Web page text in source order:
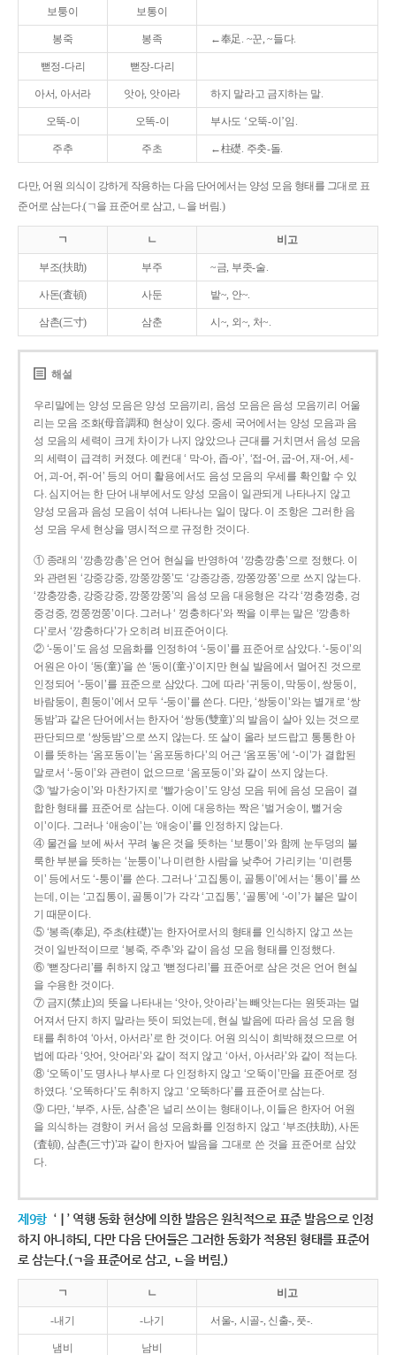
보퉁이 보통이
봉죽 봉족 ←奉足. ~꾼, ~들다.
뻗정-다리 뻗장-다리
아서, 아서라 앗아, 앗아라 하지 말라고 금지하는 말.
오뚝-이 오똑-이 부사도 ‘오뚝-이’임.
주추 주초 ←柱礎. 주춧-돌.
다만, 어원 의식이 강하게 작용하는 다음 단어에서는 양성 모음 형태를 그대로 표
준어로 삼는다.(ㄱ을 표준어로 삼고, ㄴ을 버림.)
ㄱ ㄴ 비고
부조(扶助) 부주 ~금, 부좃-술.
사돈(査頓) 사둔 밭~, 안~.
삼촌(三寸) 삼춘 시~, 외~, 처~.
해설
우리말에는 양성 모음은 양성 모음끼리, 음성 모음은 음성 모음끼리 어울
리는 모음 조화(母音調和) 현상이 있다. 중세 국어에서는 양성 모음과 음
성 모음의 세력이 크게 차이가 나지 않았으나 근대를 거치면서 음성 모음
의 세력이 급격히 커졌다. 예컨대 ‘ 막-아, 좁-아’, ‘접-어, 굽-어, 재-어, 세-
어, 괴-어, 쥐-어’ 등의 어미 활용에서도 음성 모음의 우세를 확인할 수 있
다. 심지어는 한 단어 내부에서도 양성 모음이 일관되게 나타나지 않고
양성 모음과 음성 모음이 섞여 나타나는 일이 많다. 이 조항은 그러한 음
성 모음 우세 현상을 명시적으로 규정한 것이다.
① 종래의 ‘깡총깡총’은 언어 현실을 반영하여 ‘깡충깡충’으로 정했다. 이
와 관련된 ‘강중강중, 깡쭝깡쭝’도 ‘강종강종, 깡쫑깡쫑’으로 쓰지 않는다.
‘깡충깡충, 강중강중, 깡쭝깡쭝’의 음성 모음 대응형은 각각 ‘껑충껑충, 겅
중겅중, 껑쭝껑쭝’이다. 그러나 ‘ 껑충하다’와 짝을 이루는 말은 ‘깡총하
다’로서 ‘깡충하다’가 오히려 비표준어이다.
② ‘-동이’도 음성 모음화를 인정하여 ‘-둥이’를 표준어로 삼았다. ‘-둥이’의
어원은 아이 ‘동(童)’을 쓴 ‘동이(童-)’이지만 현실 발음에서 멀어진 것으로
인정되어 ‘-둥이’를 표준으로 삼았다. 그에 따라 ‘귀둥이, 막둥이, 쌍둥이,
바람둥이, 흰둥이’에서 모두 ‘-둥이’를 쓴다. 다만, ‘쌍둥이’와는 별개로 ‘쌍
동밤’과 같은 단어에서는 한자어 ‘쌍동(雙童)’의 발음이 살아 있는 것으로
판단되므로 ‘쌍둥밤’으로 쓰지 않는다. 또 살이 올라 보드랍고 통통한 아
이를 뜻하는 ‘옴포동이’는 ‘옴포동하다’의 어근 ‘옴포동’에 ‘-이’가 결합된
말로서 ‘-둥이’와 관련이 없으므로 ‘옴포둥이’와 같이 쓰지 않는다.
③ ‘발가숭이’와 마찬가지로 ‘빨가숭이’도 양성 모음 뒤에 음성 모음이 결
합한 형태를 표준어로 삼는다. 이에 대응하는 짝은 ‘벌거숭이, 뻘거숭
이’이다. 그러나 ‘애송이’는 ‘애숭이’를 인정하지 않는다.
④ 물건을 보에 싸서 꾸려 놓은 것을 뜻하는 ‘보퉁이’와 함께 눈두덩의 불
룩한 부분을 뜻하는 ‘눈퉁이’나 미련한 사람을 낮추어 가리키는 ‘미련퉁
이’ 등에서도 ‘-퉁이’를 쓴다. 그러나 ‘고집통이, 골통이’에서는 ‘통이’를 쓰
는데, 이는 ‘고집통이, 골통이’가 각각 ‘고집통’, ‘골통’에 ‘-이’가 붙은 말이
기 때문이다.
⑤ ‘봉족(奉足), 주초(柱礎)’는 한자어로서의 형태를 인식하지 않고 쓰는
것이 일반적이므로 ‘봉죽, 주추’와 같이 음성 모음 형태를 인정했다.
⑥ ‘뻗장다리’를 취하지 않고 ‘뻗정다리’를 표준어로 삼은 것은 언어 현실
을 수용한 것이다.
⑦ 금지(禁止)의 뜻을 나타내는 ‘앗아, 앗아라’는 빼앗는다는 원뜻과는 멀
어져서 단지 하지 말라는 뜻이 되었는데, 현실 발음에 따라 음성 모음 형
태를 취하여 ‘아서, 아서라’로 한 것이다. 어원 의식이 희박해졌으므로 어
법에 따라 ‘앗어, 앗어라’와 같이 적지 않고 ‘아서, 아서라’와 같이 적는다.
⑧ ‘오똑이’도 명사나 부사로 다 인정하지 않고 ‘오뚝이’만을 표준어로 정
하였다. ‘오똑하다’도 취하지 않고 ‘오뚝하다’를 표준어로 삼는다.
⑨ 다만, ‘부주, 사둔, 삼춘’은 널리 쓰이는 형태이나, 이들은 한자어 어원
을 의식하는 경향이 커서 음성 모음화를 인정하지 않고 ‘부조(扶助), 사돈
(査頓), 삼촌(三寸)’과 같이 한자어 발음을 그대로 쓴 것을 표준어로 삼았
다.
제9항 ‘ㅣ’ 역행 동화 현상에 의한 발음은 원칙적으로 표준 발음으로 인정
하지 아니하되, 다만 다음 단어들은 그러한 동화가 적용된 형태를 표준어
로 삼는다.(ㄱ을 표준어로 삼고, ㄴ을 버림.)
ㄱ ㄴ 비고
-내기 -나기 서울-, 시골-, 신출-, 풋-.
냄비 남비